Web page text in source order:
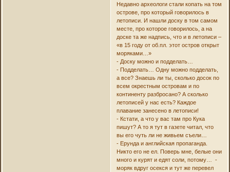
Недавно археологи стали копать на том
острове, про который говорилось в
летописи. И нашли доску в том самом
месте, про которое говорилось, а на
доске та же надпись, что и в летописи –
«в 15 году от об.пл. этот остров открыт
моряками…»
- Доску можно и подделать…
- Подделать… Одну можно подделать,
а все? Знаешь ли ты, сколько досок по
всем окрестным островам и по
континенту разбросано? А сколько
летописей у нас есть? Каждое
плавание занесено в летописи!
- Кстати, а что у вас там про Кука
пишут? А то я тут в газете читал, что
вы его чуть ли не живьем съели…
- Ерунда и английская пропаганда.
Никто его не ел. Поверь мне, белые они
много и курят и едят соли, потому… -
моряк вдруг осекся и тут же перевел